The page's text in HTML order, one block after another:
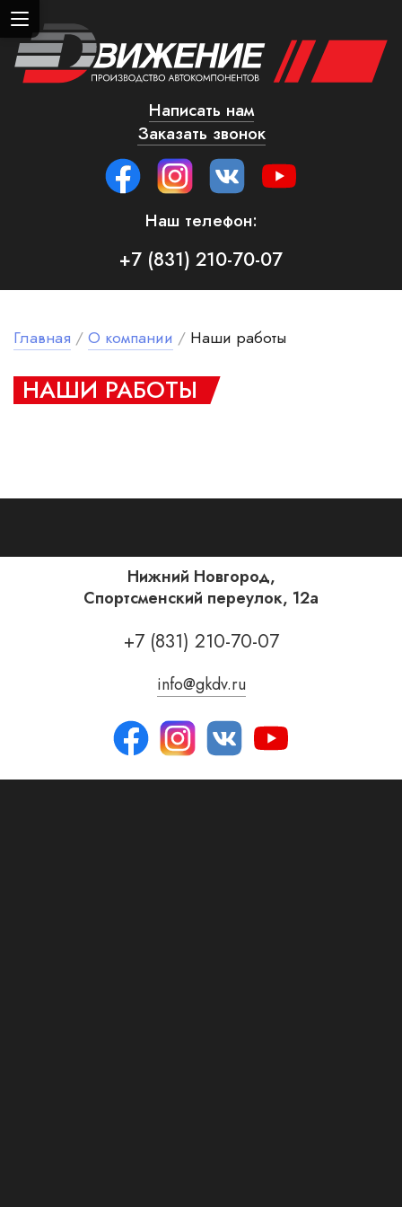
Написать нам
Заказать звонок
Наш телефон:
+7 (831) 210-70-07
Главная /О компании / Наши работы
НА­ШИ РА­БО­ТЫ
Нижний Новгород,
Спортсменский переулок, 12а
+7 (831) 210-70-07
info@gkdv.ru